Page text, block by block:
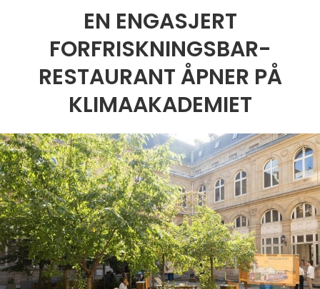
EN ENGASJERT
FORFRISKNINGSBAR-
RESTAURANT ÅPNER PÅ
KLIMAAKADEMIET